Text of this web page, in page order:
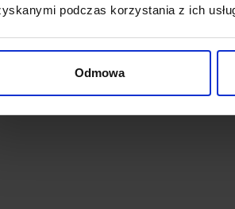
podczas korzystania z ich
Odmowa